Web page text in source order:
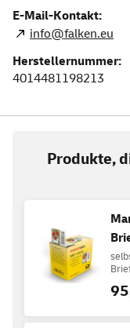
E-Mail-Kontakt:
info@falken.eu
Herstellernummer:
4014481198213
Produkte,